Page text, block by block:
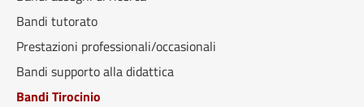
Bandi tutorato
Prestazioni professionali/occasionali
Bandi supporto alla didattica
Bandi Tirocinio